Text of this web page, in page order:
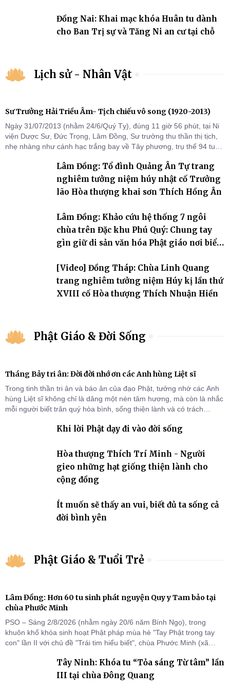
Đồng Nai: Khai mạc khóa Huân tu dành
cho Ban Trị sự và Tăng Ni an cư tại chỗ
Lịch sử - Nhân Vật
Sư Trưởng Hải Triều Âm- Tịch chiếu vô song (1920-2013)
Ngày 31/07/2013 (nhằm 24/6/Quý Tỵ), đúng 11 giờ 56 phút, tại Ni
viện Dược Sư, Đức Trọng, Lâm Đồng, Sư trưởng thu thần thị tịch,
nhẹ nhàng như cánh hạc trắng bay về Tây phương, trụ thế 94 tuổi
Lâm Đồng: Tổ đình Quảng Ân Tự trang
nghiêm tưởng niệm húy nhật cố Trưởng
lão Hòa thượng khai sơn Thích Hồng Ân
Lâm Đồng: Khảo cứu hệ thống 7 ngôi
chùa trên Đặc khu Phú Quý: Chung tay
gìn giữ di sản văn hóa Phật giáo nơi biển
[Video] Đồng Tháp: Chùa Linh Quang
trang nghiêm tưởng niệm Húy kị lần thứ
XVIII cố Hòa thượng Thích Nhuận Hiền
Phật Giáo & Đời Sống
Tháng Bảy tri ân: Đời đời nhớ ơn các Anh hùng Liệt sĩ
Trong tinh thần tri ân và báo ân của đạo Phật, tưởng nhớ các Anh
hùng Liệt sĩ không chỉ là dâng một nén tâm hương, mà còn là nhắc
mỗi người biết trân quý hòa bình, sống thiện lành và có trách
Khi lời Phật dạy đi vào đời sống
Hòa thượng Thích Trí Minh - Người
gieo những hạt giống thiện lành cho
cộng đồng
Ít muốn sẽ thấy an vui, biết đủ ta sống cả
đời bình yên
Phật Giáo & Tuổi Trẻ
Lâm Đồng: Hơn 60 tu sinh phát nguyện Quy y Tam bảo tại
chùa Phước Minh
PSO – Sáng 2/8/2026 (nhằm ngày 20/6 năm Bính Ngọ), trong
khuôn khổ khóa sinh hoạt Phật pháp mùa hè "Tay Phật trong tay
con" lần II với chủ đề "Trái tim hiểu biết", chùa Phước Minh (xã
cho hơn 60 tu sinh.Tây Ninh: Khóa tu “Tỏa sáng Từ tâm” lần
III tại chùa Đông Quang